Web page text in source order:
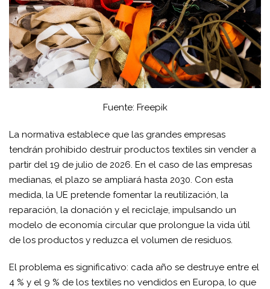
Fuente: Freepik
La normativa establece que las grandes empresas
tendrán prohibido destruir productos textiles sin vender a
partir del 19 de julio de 2026. En el caso de las empresas
medianas, el plazo se ampliará hasta 2030. Con esta
medida, la UE pretende fomentar la reutilización, la
reparación, la donación y el reciclaje, impulsando un
modelo de economía circular que prolongue la vida útil
de los productos y reduzca el volumen de residuos.
El problema es significativo: cada año se destruye entre el
4 % y el 9 % de los textiles no vendidos en Europa, lo que